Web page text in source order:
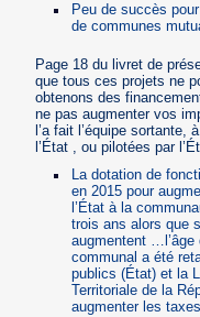
Peu de succès
de communes
Page 18 du livret de
que tous ces projets ne
obtenons des
ne pas augmenter vos
l’a fait l’équipe sortante,
l’État , ou pilotées par
La dotation de
en 2015 pour
l’État à la
trois ans alors que
augmentent …l’âge
communal a été
publics (État) et la
Territoriale de la
augmenter les